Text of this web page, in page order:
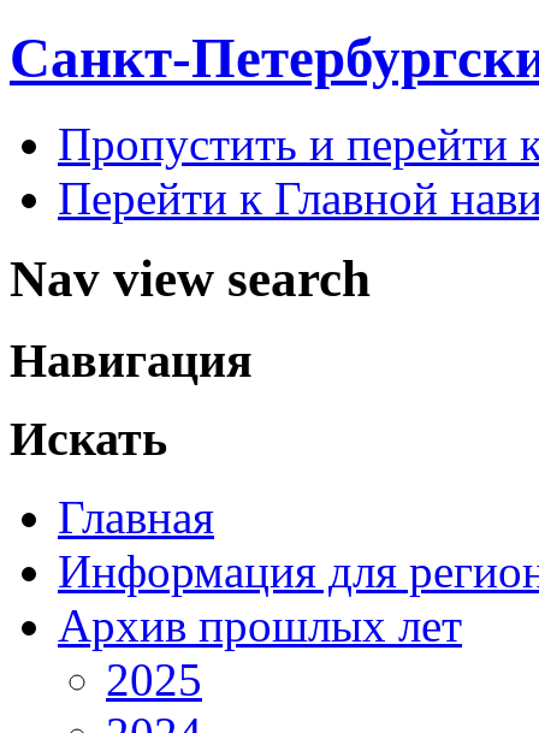
Санкт-
Пропустить и перейти
Перейти к Главной
Nav view search
Навигация
Искать
Главная
Информация для
Архив прошлых лет
2025